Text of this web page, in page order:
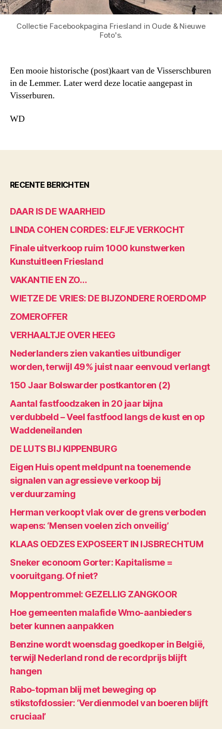
Collectie Facebookpagina Friesland in Oude & Nieuwe
Foto's.
Een mooie historische (post)kaart van de Visserschburen
in de Lemmer. Later werd deze locatie aangepast in
Visserburen.
WD
RECENTE BERICHTEN
DAAR IS DE WAARHEID
LINDA COHEN CORDES: ELFJE VERKOCHT
Finale uitverkoop ruim 1000 kunstwerken
Kunstuitleen Friesland
VAKANTIE EN ZO…
WIETZE DE VRIES: DE BIJZONDERE ROERDOMP
ZOMEROFFER
VERHAALTJE OVER HEEG
Nederlanders zien vakanties uitbundiger
worden, terwijl 49% juist naar eenvoud verlangt
150 Jaar Bolswarder postkantoren (2)
Aantal fastfoodzaken in 20 jaar bijna
verdubbeld – Veel fastfood langs de kust en op
Waddeneilanden
DE LUTS BIJ KIPPENBURG
Eigen Huis opent meldpunt na toenemende
signalen van agressieve verkoop bij
verduurzaming
Herman verkoopt vlak over de grens verboden
wapens: ‘Mensen voelen zich onveilig’
KLAAS OEDZES EXPOSEERT IN IJSBRECHTUM
Sneker econoom Gorter: Kapitalisme =
vooruitgang. Of niet?
Moppentrommel: GEZELLIG ZANGKOOR
Hoe gemeenten malafide Wmo-aanbieders
beter kunnen aanpakken
Benzine wordt woensdag goedkoper in België,
terwijl Nederland rond de recordprijs blijft
hangen
Rabo-topman blij met beweging op
stikstofdossier: ‘Verdienmodel van boeren blijft
cruciaal’